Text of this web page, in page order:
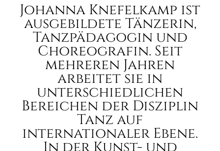
Johanna Knefelkamp ist
ausgebildete Tänzerin,
Tanzpädagogin und
Choreografin. Seit
mehreren Jahren
arbeitet sie in
unterschiedlichen
Bereichen der Disziplin
Tanz auf
internationaler Ebene.